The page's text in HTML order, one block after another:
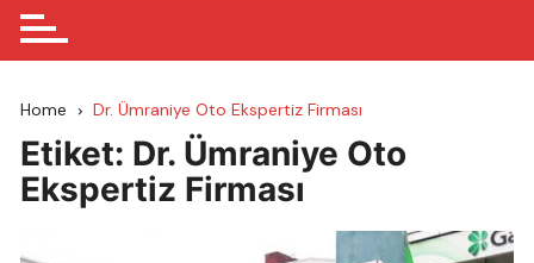
Home Dr. Ümraniye Oto Ekspertiz Firması
Etiket: Dr. Ümraniye Oto
Ekspertiz Firması